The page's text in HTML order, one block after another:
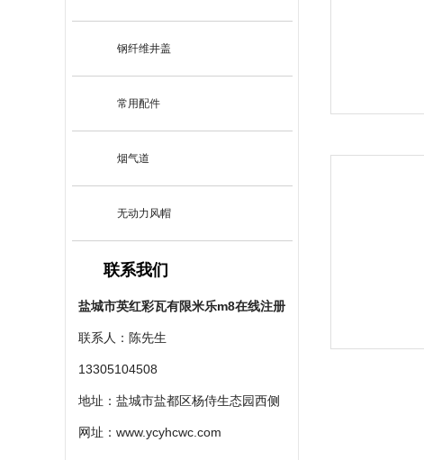
钢纤维井盖
常用配件
烟气道
无动力风帽
联系我们
盐城市英红彩瓦有限米乐m8在线注册
联系人：陈先生
13305104508
地址：盐城市盐都区杨侍生态园西侧
网址： www.ycyhcwc.com